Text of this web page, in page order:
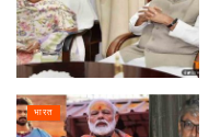
भारत